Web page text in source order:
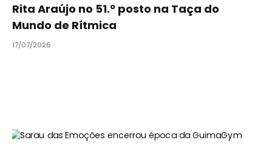
Rita Araújo no 51.º posto na Taça do
Mundo de Rítmica
17/07/2026